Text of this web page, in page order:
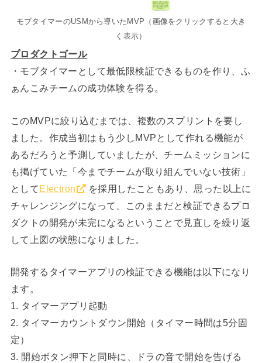
モブタイマーのUSMから導いたMVP（画像をクリックすると大き
く表示）
プロダクトゴール
・モブタイマーとして最低限検証できるものを作り、ふ
ぁんこみチームの成功体験を得る。
このMVPに絞り込むまでは、複数のスプリントを要し
ました。作成当初はもう少しMVPとして作れる機能が
あるだろうと予測していましたが、チームミッションに
も掲げていた「今までチームが取り組んでいない技術」
としてElectron
を採用したこともあり、思った以上に
チャレンジングになって、このままだと検証できるプロ
ダクトの開発が未完になるということで見直しを繰り返
して上図の状態になりました。
開発するタイマーアプリの検証できる機能は以下になり
ます。
1. タイマーアプリ起動
2. タイマーカウントダウン開始（タイマー時間は5分固
定）
3. 開始ボタン押下と同時に、ドラの音で開始を告げる